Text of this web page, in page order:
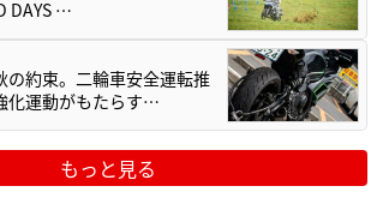
DAYS …
の約束。二輪車安全運転推
化運動がもたらす…
もっと見る